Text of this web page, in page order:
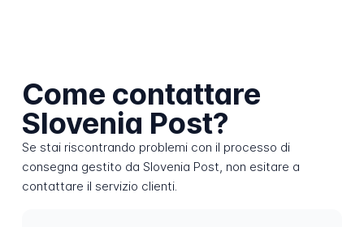
Come contattare
Slovenia Post?
Se stai riscontrando problemi con il processo di
consegna gestito da Slovenia Post, non esitare a
contattare il servizio clienti.